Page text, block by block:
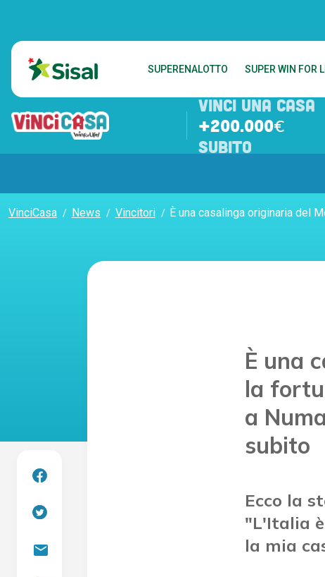
SUPERENALOTTO SUPER WIN FOR
VINCI UNA CASA
+200.000€
SUBITO
VinciCasa News Vincitori
mail
È una
la
a
subito
Ecco la
"L'Italia
la mia